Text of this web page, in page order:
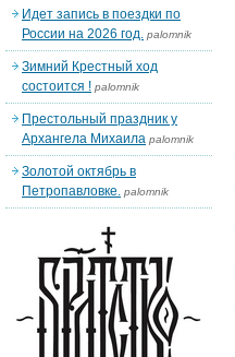
Идет запись в поездки по
России на 2026 год. palomnik
Зимний Крестный ход
состоится ! palomnik
Престольный праздник у
Архангела Михаила palomnik
Золотой октябрь в
Петропавловке. palomnik